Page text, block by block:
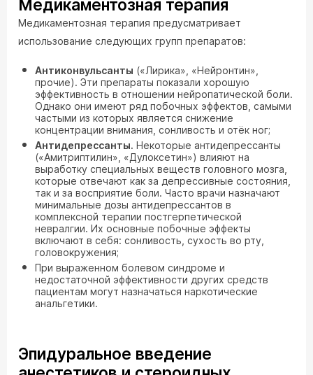
Медикаментозная терапия
Медикаментозная терапия предусматривает
использование следующих групп препаратов:
Антиконвульсанты («Лирика», «Нейронтин»,
прочие). Эти препараты показали хорошую
эффективность в отношении нейропатической боли.
Однако они имеют ряд побочных эффектов, самыми
частыми из которых является снижение
концентрации внимания, сонливость и отёк ног;
Антидепрессанты. Некоторые антидепрессанты
(«Амитриптилин», «Дулоксетин») влияют на
выработку специальных веществ головного мозга,
которые отвечают как за депрессивные состояния,
так и за восприятие боли. Часто врачи назначают
минимальные дозы антидепрессантов в
комплексной терапии постгерпетической
невралгии. Их основные побочные эффекты
включают в себя: сонливость, сухость во рту,
головокружения;
При выраженном болевом синдроме и
недостаточной эффективности других средств
пациентам могут назначаться наркотические
анальгетики.
Эпидуральное введение